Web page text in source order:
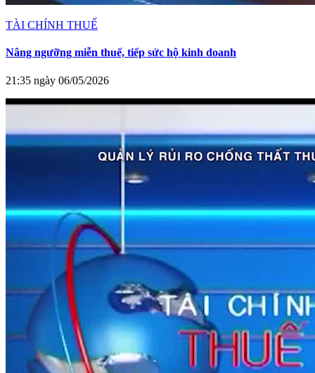
TÀI CHÍNH THUẾ
Nâng ngưỡng miễn thuế, tiếp sức hộ kinh doanh
21:35 ngày 06/05/2026